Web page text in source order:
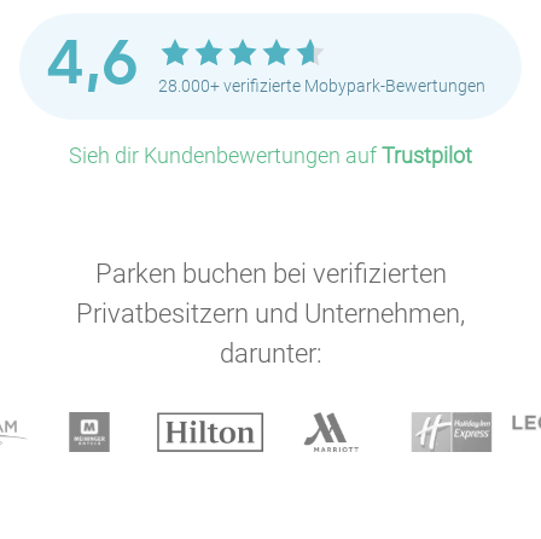
4,6 28.000+ verifizierte Mobypark-Bewertungen
Sieh dir Kundenbewertungen aufTrustpilot
Parken buchen bei verifizierten
Privatbesitzern und Unternehmen,
darunter: